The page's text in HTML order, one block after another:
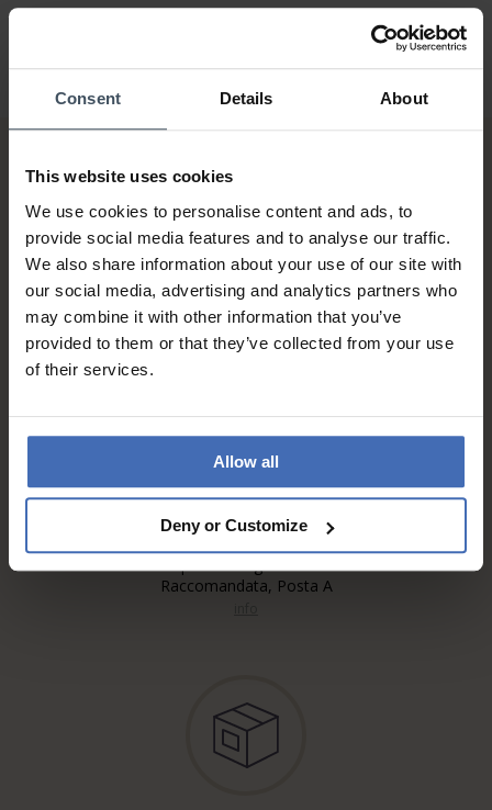
Consent Details About
This website uses cookies
We use cookies to personalise content and ads, to
provide social media features and to analyse our traffic.
We also share information about your use of our site with
our social media, advertising and analytics partners who
may combine it with other information that you’ve
provided to them or that they’ve collected from your use
of their services.
Allow all
Deny or Customize
Fattura & Pagamento a rate
fino a 5000.-
info
Spedizione gratuita'*
Raccomandata, Posta A